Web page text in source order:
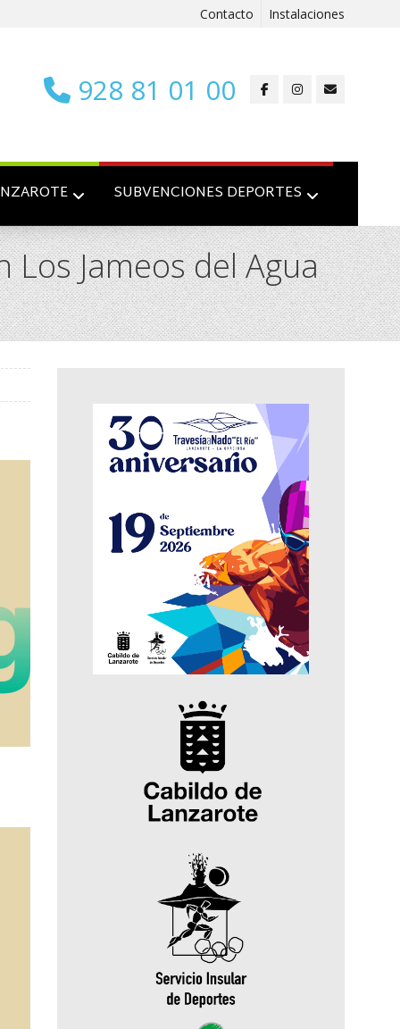
Contacto Instalaciones
928 81 01 00
SUBVENCIONES DEPORTES
Jameos del Agua